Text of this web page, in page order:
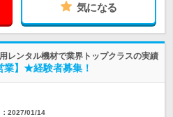
気になる
レンタル機材で業界トップクラスの実績
業】★経験者募集！
2027/01/14